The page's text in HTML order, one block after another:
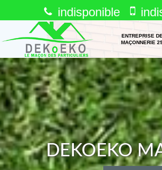
indisponible
ENTREPRISE DE
MAÇONNERIE
DEKOEKO